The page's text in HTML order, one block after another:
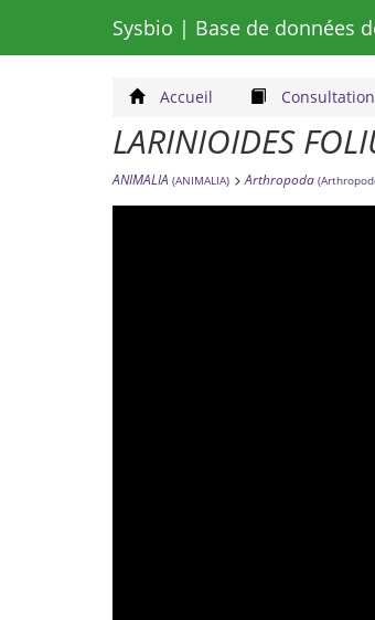
Sysbio | Base de données
Accueil Consultation
LARINIOIDES
ANIMALIA (ANIMALIA) Arthropoda